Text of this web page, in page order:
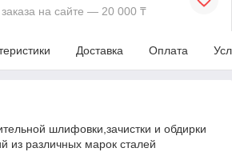
на сайте — 20 000 ₸
Доставка Оплата
шлифовки,зачистки и обдирки
из различных марок сталей